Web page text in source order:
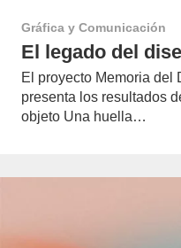
Gráfica y Comunicación
El legado del
El proyecto Memoria del
presenta los resultados
objeto Una huella…